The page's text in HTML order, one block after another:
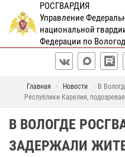
РОСГВАРДИЯ
Управление
национальной
Федерации по
Главная Новости
В
Республики Карелия,
В ВОЛОГДЕ
ЗАДЕРЖАЛИ